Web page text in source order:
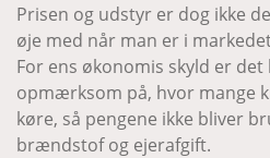
Prisen og udstyr er dog ikke
øje med når man er i
For ens økonomis skyld er
opmærksom på, hvor mange
køre, så pengene ikke bliver
brændstof og ejerafgift.